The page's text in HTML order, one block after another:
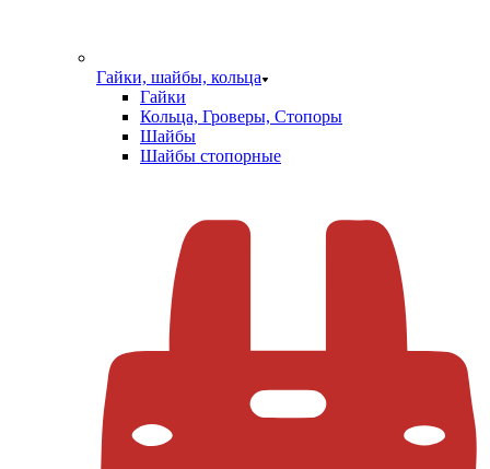
Гайки, шайбы, кольца
Гайки
Кольца, Гроверы, Стопоры
Шайбы
Шайбы стопорные